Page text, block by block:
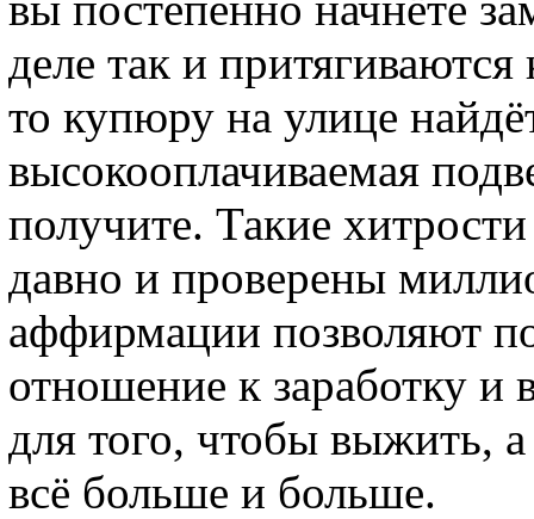
деле так и
то купюру на улице
высокооплачиваемая
получите. Такие
давно и проверены
аффирмации позволяют
отношение к заработку и
для того, чтобы выжить, а
всё больше и больше.